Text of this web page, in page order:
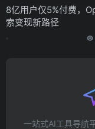
8亿用户仅5%付费，
索变现新路径
一站式AI工具导航